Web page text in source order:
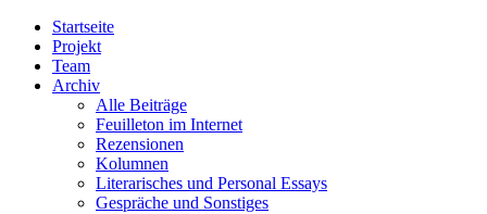
Startseite
Projekt
Team
Archiv
Alle Beiträge
Feuilleton im Internet
Rezensionen
Kolumnen
Literarisches und Personal Essays
Gespräche und Sonstiges